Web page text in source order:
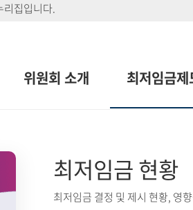
리집입니다.
위원회 소개 최저임금제
최저임금 현황
최저임금 결정 및 제시 현황, 영